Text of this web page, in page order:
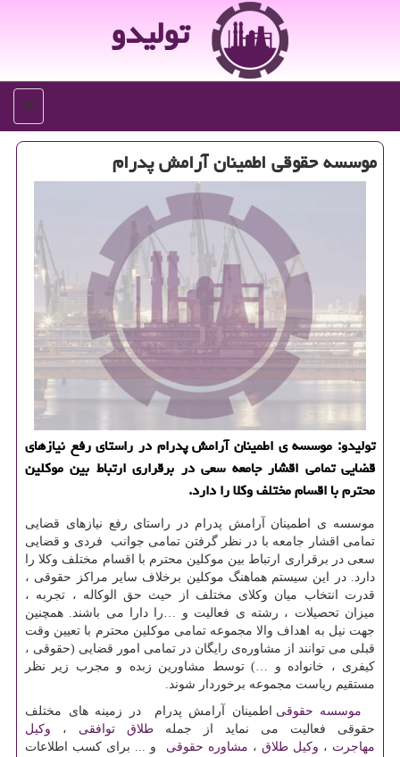
تولیدو
منو
موسسه حقوقی اطمینان آرامش پدرام
تولیدو: موسسه ی اطمینان آرامش پدرام در راستای رفع نیازهای
قضایی تمامی اقشار جامعه سعی در برقراری ارتباط بین موكلین
محترم با اقسام مختلف وكلا را دارد.
موسسه ی اطمینان آرامش پدرام در راستای رفع نیازهای قضایی
تمامی اقشار جامعه با در نظر گرفتن تمامی جوانب فردی و قضایی
سعی در برقراری ارتباط بین موکلین محترم با اقسام مختلف وکلا را
دارد. در این سیستم هماهنگ موکلین برخلاف سایر مراکز حقوقی ،
قدرت انتخاب میان وکلای مختلف از حیث حق الوکاله ، تجربه ،
میزان تحصیلات ، رشته ی فعالیت و …را دارا می باشند. همچنین
جهت نیل به اهداف والا مجموعه تمامی موکلین محترم با تعیین وقت
قبلی می توانند از مشاوره‌ی رایگان در تمامی امور قضایی (حقوقی ،
کیفری ، خانواده و …) توسط مشاورین زبده و مجرب زیر نظر
مستقیم ریاست مجموعه برخوردار شوند.
موسسه حقوقی اطمینان آرامش پدرام در زمینه های مختلف
حقوقی فعالیت می نماید از جمله طلاق توافقی ، وکیل
مهاجرت ، وکیل طلاق ، مشاوره حقوقی و ... برای کسب اطلاعات